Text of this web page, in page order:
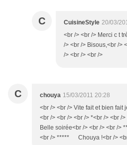
C CuisineStyle 20/03/
<br /> <br /> Merci c t
/> <br /> Bisous,<br />
/> <br /> <br />
C chouya 15/03/2011 20:28
<br /> <br /> Vite fait et bien fait
<br /> <br /> <br /> *<br /> <br /
Belle soirée<br /> <br /> <br />
<br /> ***** Chouya !<br />